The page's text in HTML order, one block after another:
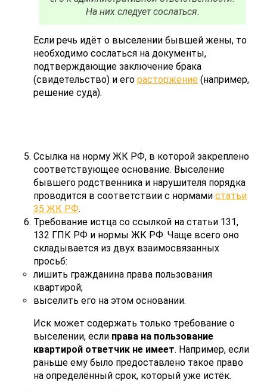
На них следует сослаться.
Если речь идёт о выселении бывшей жены, то
необходимо сослаться на документы,
подтверждающие заключение брака
(свидетельство) и егорасторжение (например,
решение суда).
Ссылка на норму ЖК РФ, в которой закреплено
соответствующее основание. Выселение
бывшего родственника и нарушителя порядка
проводится в соответствии с нормамистатьи
35 ЖК РФ.
Требование истца со ссылкой на статьи 131,
132 ГПК РФ и нормы ЖК РФ. Чаще всего оно
складывается из двух взаимосвязанных
просьб:
лишить гражданина права пользования
квартирой;
выселить его на этом основании.
Иск может содержать только требование о
выселении, если права на пользование
квартирой ответчик не имеет. Например, если
раньше ему было предоставлено такое право
на определённый срок, который уже истёк.